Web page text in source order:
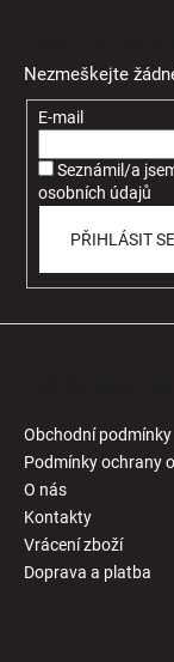
Nezmeškejte
E-mail
Seznámil/a
osobních údajů
PŘIHLÁSIT SE
Obchodní podmínky
Podmínky ochrany
O nás
Kontakty
Vrácení zboží
Doprava a platba